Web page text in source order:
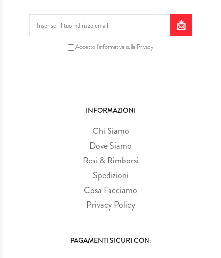
Accetto l'informativa sulla Privacy
INFORMAZIONI
Chi Siamo
Dove Siamo
Resi & Rimborsi
Spedizioni
Cosa Facciamo
Privacy Policy
PAGAMENTI SICURI CON: